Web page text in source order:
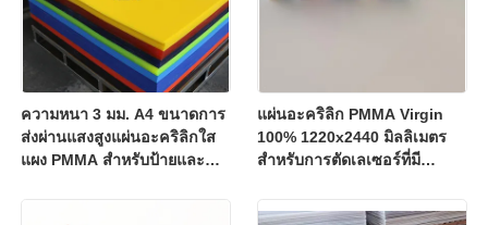
ความหนา 3 มม. A4 ขนาดการ
ส่งผ่านแสงสูงแผ่นอะคริลิกใส
แผง PMMA สำหรับป้ายและ
แผ่นอะคริลิก PMMA Virgin
100% 1220x2440 มิลลิเมตร
สําหรับการตัดเลเซอร์ที่มี